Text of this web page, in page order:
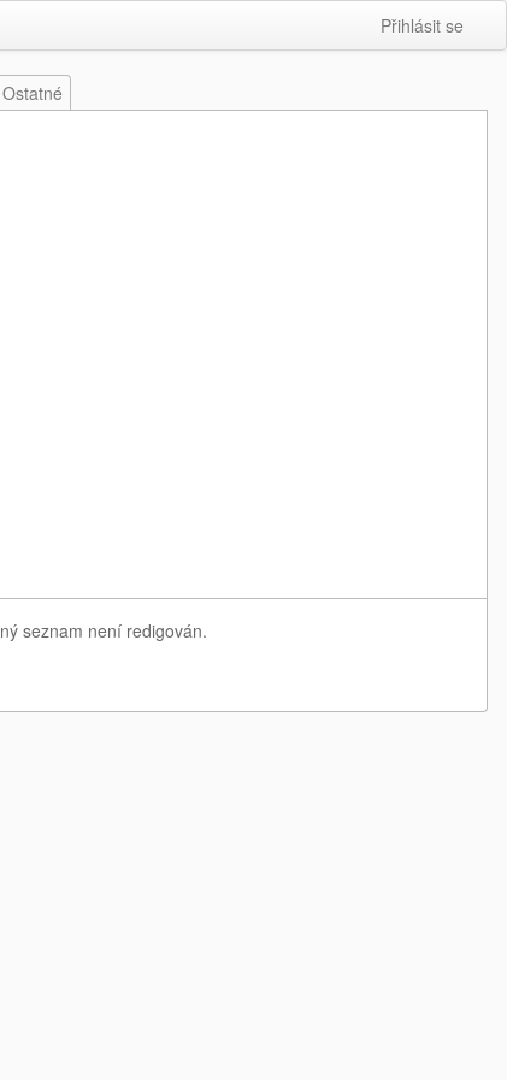
Přihlásit se
Ostatné
seznam není redigován.